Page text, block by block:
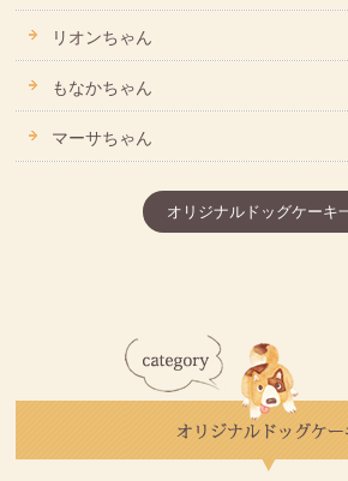
リオンちゃん
もなかちゃん
マーサちゃん
オリジナルドッグケーキ